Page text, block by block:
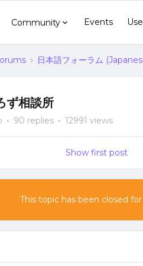
Community Events
日本語フォーラム
ず相談所
90 replies 12991 views
Show first post
This topic has been closed for